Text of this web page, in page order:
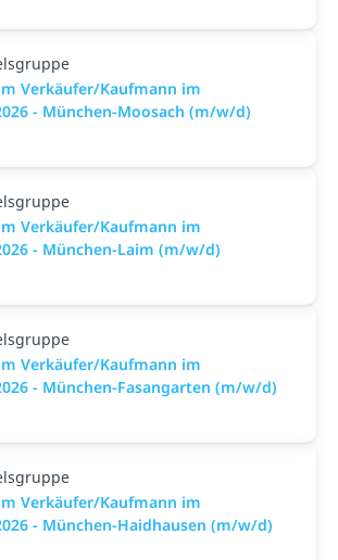
Verkäufer/Kaufmann im
- München-Moosach (m/w/d)
Verkäufer/Kaufmann im
- München-Laim (m/w/d)
Verkäufer/Kaufmann im
- München-Fasangarten (m/w/d)
Verkäufer/Kaufmann im
- München-Haidhausen (m/w/d)